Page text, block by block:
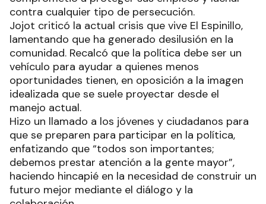
contra cualquier tipo de persecución.
Jojot criticó la actual crisis que vive El Espinillo,
lamentando que ha generado desilusión en la
comunidad. Recalcó que la política debe ser un
vehículo para ayudar a quienes menos
oportunidades tienen, en oposición a la imagen
idealizada que se suele proyectar desde el
manejo actual.
Hizo un llamado a los jóvenes y ciudadanos para
que se preparen para participar en la política,
enfatizando que “todos son importantes;
debemos prestar atención a la gente mayor”,
haciendo hincapié en la necesidad de construir un
futuro mejor mediante el diálogo y la